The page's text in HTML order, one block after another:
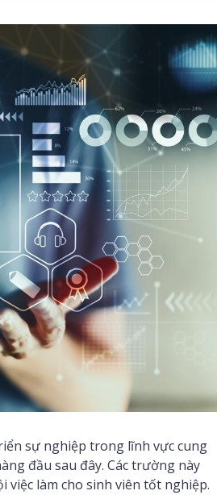
sự nghiệp trong lĩnh vực cung
đầu sau đây. Các trường này
việc làm cho sinh viên tốt nghiệp.